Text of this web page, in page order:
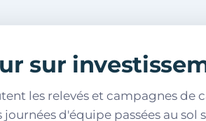
sur
les relevés et campagnes de
d'équipe passées au sol